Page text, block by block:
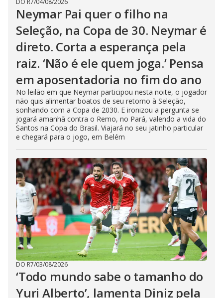
DO R7/04/08/2026
Neymar Pai quer o filho na
Seleção, na Copa de 30. Neymar é
direto. Corta a esperança pela
raiz. ‘Não é ele quem joga.’ Pensa
em aposentadoria no fim do ano
No leilão em que Neymar participou nesta noite, o jogador
não quis alimentar boatos de seu retorno à Seleção,
sonhando com a Copa de 2030. E ironizou a pergunta se
jogará amanhã contra o Remo, no Pará, valendo a vida do
Santos na Copa do Brasil. Viajará no seu jatinho particular
e chegará para o jogo, em Belém
DO R7/03/08/2026
‘Todo mundo sabe o tamanho do
Yuri Alberto’, lamenta Diniz pela